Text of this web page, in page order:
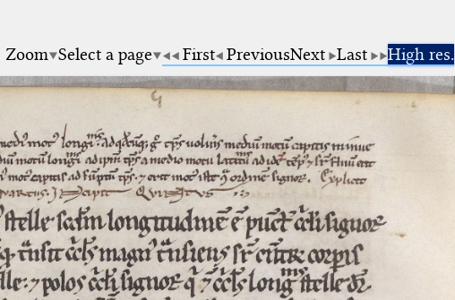
Zoom Select a page First PreviousNext Last
High res.